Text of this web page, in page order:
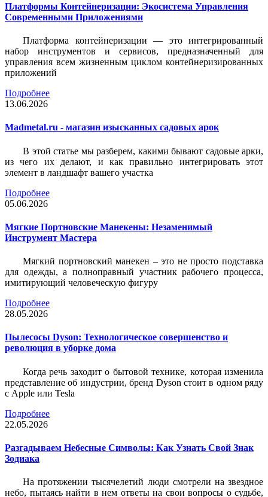
Платформы Контейнеризации: Экосистема Управления
Современными Приложениями
Платформа контейнеризации — это интегрированный
набор инструментов и сервисов, предназначенный для
управления всем жизненным циклом контейнеризированных
приложений
Подробнее
13.06.2026
Madmetal.ru - магазин изысканных садовых арок
В этой статье мы разберем, какими бывают садовые арки,
из чего их делают, и как правильно интегрировать этот
элемент в ландшафт вашего участка
Подробнее
05.06.2026
Мягкие Портновские Манекены: Незаменимый
Инструмент Мастера
Мягкий портновский манекен – это не просто подставка
для одежды, а полноправный участник рабочего процесса,
имитирующий человеческую фигуру
Подробнее
28.05.2026
Пылесосы Dyson: Технологическое совершенство и
революция в уборке дома
Когда речь заходит о бытовой технике, которая изменила
представление об индустрии, бренд Dyson стоит в одном ряду
с Apple или Tesla
Подробнее
22.05.2026
Разгадываем Небесные Символы: Как Узнать Свой Знак
Зодиака
На протяжении тысячелетий люди смотрели на звездное
небо, пытаясь найти в нем ответы на свои вопросы о судьбе,